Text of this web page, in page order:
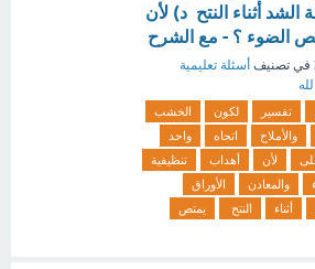
الشد أثناء النتح د) لأن
الضوء ؟ - مع الشرح
في تصنيف أسئلة تعليمية
تفسير لكون
الخشب
والأملاح اتجاه
واحد
لأن أهداب
تنظيفية
والمعادن
الأوراق
أثناء النتح
يمتص